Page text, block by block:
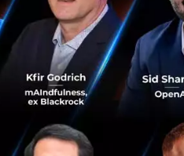
มเป็นเป็ด”แล้วหาทางขุดลึกไป
ป็นคนที่ AI ต้องรอฟัง
อยู่รอด
านอีกต่อไป”นี่คือคำพูดที่ CK